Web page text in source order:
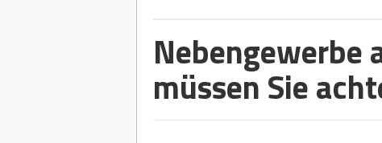
Nebengewerbe
müssen Sie